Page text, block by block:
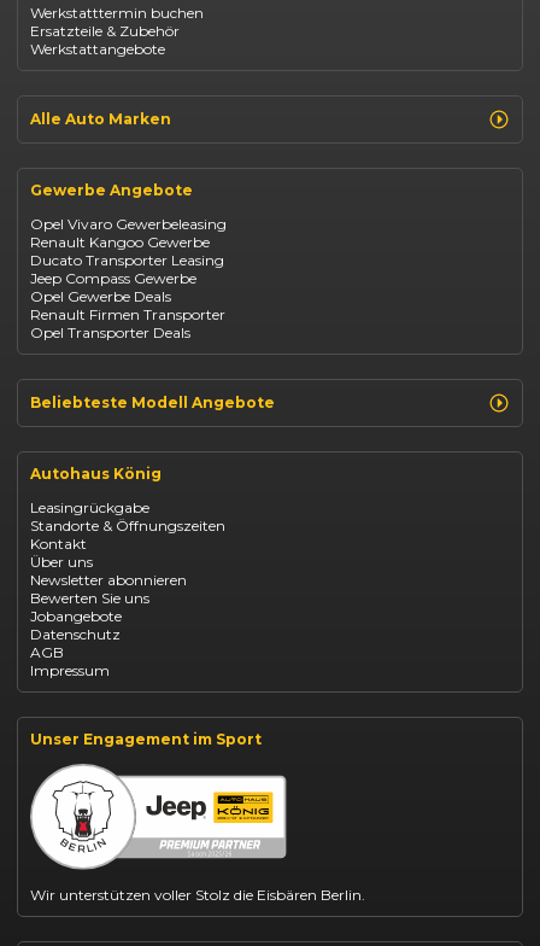
Fiat 500
Dacia Duster
Dacia Sandero
Jeep Compass
Suzuki Vitara
Suzuki Swift
Mazda CX-30
Werkstatttermin buchen
Ersatzteile & Zubehör
Werkstattangebote
Alle Auto Marken
Opel
Fiat
Jeep
Suzuki
BYD
Kia
Mazda
Citroën
Abarth
Fiat Professional
Gewerbe Angebote
Opel Vivaro Gewerbeleasing
Renault Kangoo Gewerbe
Ducato Transporter Leasing
Jeep Compass Gewerbe
Opel Gewerbe Deals
Renault Firmen Transporter
Opel Transporter Deals
Beliebteste Modell Angebote
Renault Arkana Leasing
Renault Captur Leasing
Opel Astra leasen
Opel Mokka kaufen
Opel Grandland finanzieren
Opel Vivaro Gewerbeleasing
Fiat 500 finanzieren
Fiat Panda leasen
Dacia Duster finanzieren
Dacia Sandero kaufen
Dacia Jogger leasen
Jeep Compass leasen
Jeep Renegade finanzieren
Suzuki Swift finanzieren
BYD Dolphin finanzieren
Kia Ceed finanzieren
Kia Sportage leasen
Mazda CX-30 finanzieren
Citroën C3 leasen
Autohaus König
Leasingrückgabe
Standorte & Öffnungszeiten
Kontakt
Über uns
Newsletter abonnieren
Bewerten Sie uns
Jobangebote
Datenschutz
AGB
Impressum
Unser Engagement im Sport
Wir unterstützen voller Stolz die Eisbären Berlin.